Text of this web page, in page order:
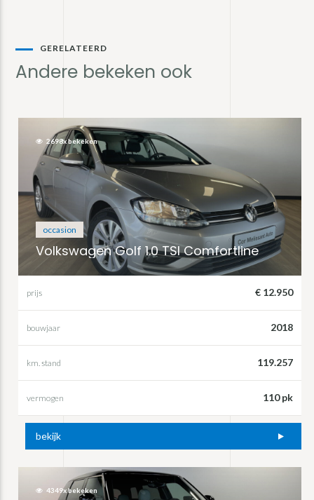
GERELATEERD
Andere bekeken ook
occasion
Volkswagen Golf 1.0 TSI Comfortline
2698x bekeken
prijs € 12.950
bouwjaar 2018
km. stand 119.257
vermogen 110 pk
bekijk
4349x bekeken